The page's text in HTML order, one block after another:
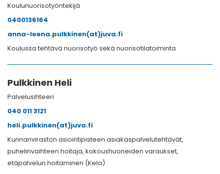
Koulunuorisotyöntekijä
0400136164
anna-leena.pulkkinen(at)juva.fi
Koulussa tehtävä nuorisotyö sekä nuorisotilatoiminta
Pulkkinen Heli
Palvelusihteeri
040 011 3121
heli.pulkkinen(at)juva.fi
Kunnanviraston asiointipisteen asiakaspalvelutehtävät,
puhelinvaihteen hoitaja, kokoushuoneiden varaukset,
etäpalvelun hoitaminen (Kela)